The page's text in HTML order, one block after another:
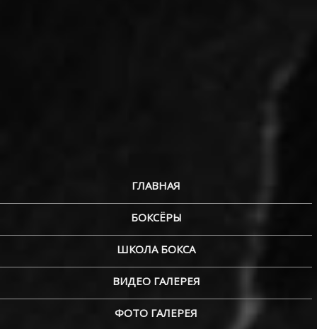
ГЛАВНАЯ
БОКСЁРЫ
ШКОЛА БОКСА
ВИДЕО ГАЛЕРЕЯ
ФОТО ГАЛЕРЕЯ